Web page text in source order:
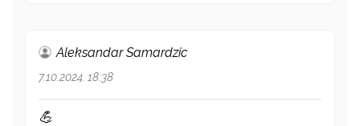
Aleksandar Samardzic
7.10.2024. 18:38
💪